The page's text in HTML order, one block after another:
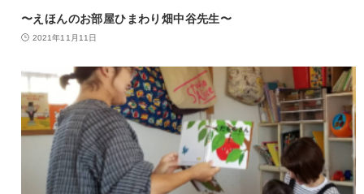
〜えほんのお部屋ひまわり畑中谷先生〜
2021年11月11日